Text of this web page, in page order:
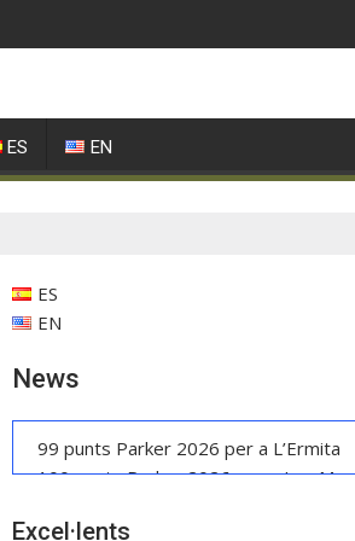
ES EN
ES
EN
News
99 punts Parker 2026 per a L’Ermita
100 punts Parker 2026 per a Les
boutique
Excel·lents